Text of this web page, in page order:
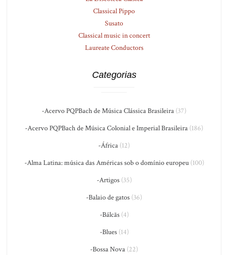
Classical Pippo
Susato
Classical music in concert
Laureate Conductors
Categorias
-Acervo PQPBach de Música Clássica Brasileira (37)
-Acervo PQPBach de Música Colonial e Imperial Brasileira (186)
-África (12)
-Alma Latina: música das Américas sob o domínio europeu(100)
-Artigos(35)
-Balaio de gatos (36)
-Bálcãs(4)
-Blues(14)
-Bossa Nova (22)